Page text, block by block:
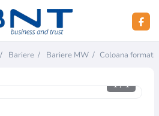
/ Bariere / Bariere MW / Coloana
1/1